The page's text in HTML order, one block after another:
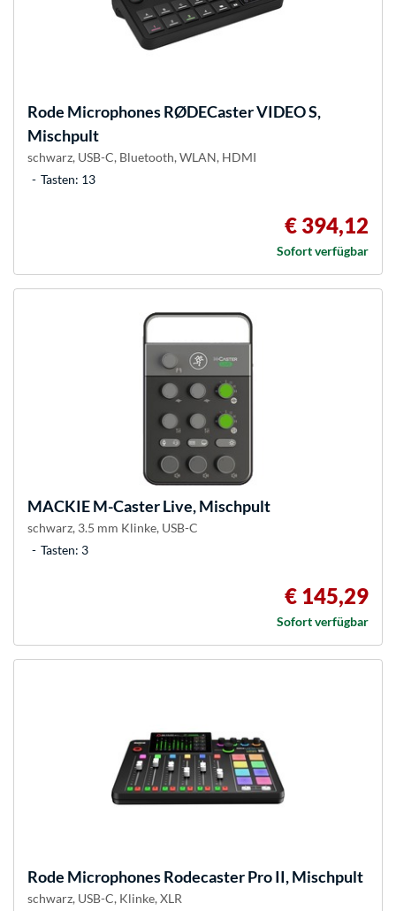
Rode MicrophonesRØDECaster VIDEO S,
Mischpult
schwarz, USB-C, Bluetooth, WLAN, HDMI
Tasten: 13
€ 394,12
Sofort verfügbar
MACKIEM-Caster Live, Mischpult
schwarz, 3.5 mm Klinke, USB-C
Tasten: 3
€ 145,29
Sofort verfügbar
Rode MicrophonesRodecaster Pro II, Mischpult
schwarz, USB-C, Klinke, XLR